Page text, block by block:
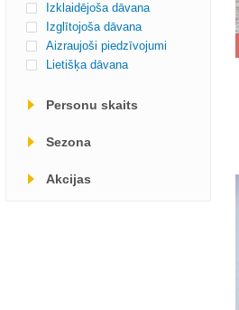
Izklaidējoša dāvana
Izglītojoša dāvana
Aizraujoši piedzīvojumi
Lietišķa dāvana
Personu skaits
Sezona
Akcijas